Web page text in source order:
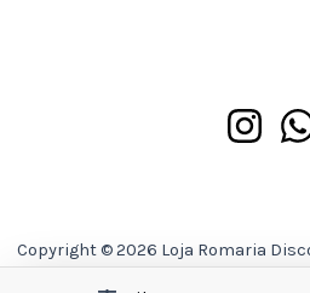
Copyright © 2026 Loja Romaria